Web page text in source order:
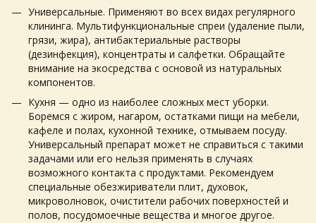
Универсальные. Применяют во всех видах регулярного
клининга. Мультифункциональные спреи (удаление пыли,
грязи, жира), антибактериальные растворы
(дезинфекция), концентраты и салфетки. Обращайте
внимание на экосредства с основой из натуральных
компонентов.
Кухня — одно из наиболее сложных мест уборки.
Боремся с жиром, нагаром, остатками пищи на мебели,
кафеле и полах, кухонной технике, отмываем посуду.
Универсальный препарат может не справиться с такими
задачами или его нельзя применять в случаях
возможного контакта с продуктами. Рекомендуем
специальные обезжириватели плит, духовок,
микроволновок, очистители рабочих поверхностей и
полов, посудомоечные вещества и многое другое.